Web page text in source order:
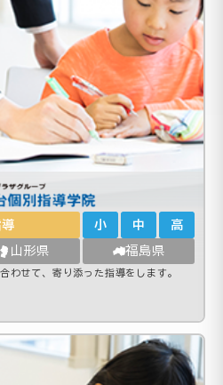
小 中 高
山形県 福島県
わせて、寄り添った指導をします。